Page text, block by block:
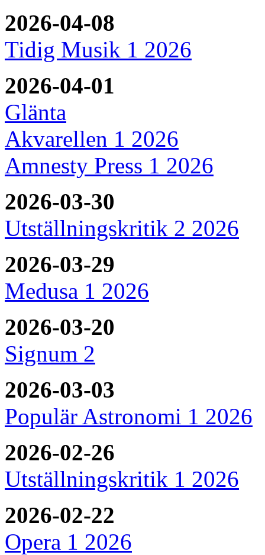
2026-04-08
Tidig Musik 1 2026
2026-04-01
Glänta
Akvarellen 1 2026
Amnesty Press 1 2026
2026-03-30
Utställningskritik 2 2026
2026-03-29
Medusa 1 2026
2026-03-20
Signum 2
2026-03-03
Populär Astronomi 1 2026
2026-02-26
Utställningskritik 1 2026
2026-02-22
Opera 1 2026